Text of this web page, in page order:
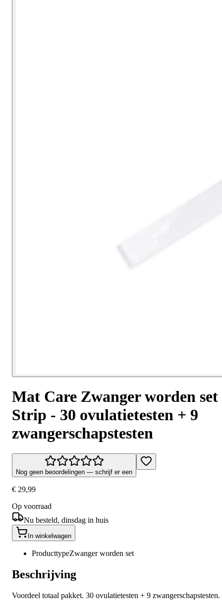
Mat Care Zwanger worden set
Strip - 30 ovulatietesten + 9
zwangerschapstesten
Nog geen beoordelingen — schrijf er een
€ 29,99
Op voorraad
Nu besteld, dinsdag in huis
In winkelwagen
ProducttypeZwanger worden set
Beschrijving
Voordeel totaal pakket. 30 ovulatietesten + 9 zwangerschapstesten.